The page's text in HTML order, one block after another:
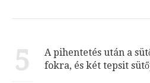
5
A pihentetés után a
fokra, és két tepsit